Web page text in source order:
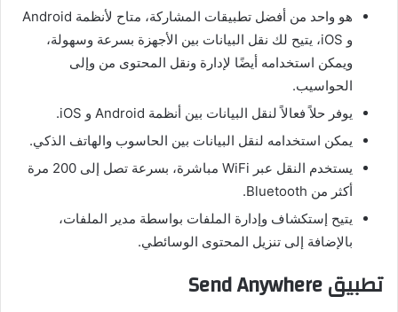
هو واحد من أفضل تطبيقات المشاركة، متاح لأنظمة Android
و iOS، يتيح لك نقل البيانات بين الأجهزة بسرعة وسهولة،
ويمكن استخدامه أيضًا لإدارة ونقل المحتوى من وإلى
الحواسيب.
يوفر حلاً فعالاً لنقل البيانات بين أنظمة Android و iOS.
يمكن استخدامه لنقل البيانات بين الحاسوب والهاتف الذكي.
يستخدم النقل عبر WiFi مباشرة، بسرعة تصل إلى 200 مرة
أكثر من Bluetooth.
يتيح إستكشاف وإدارة الملفات بواسطة مدير الملفات،
بالإضافة إلى تنزيل المحتوى الوسائطي.
تطبيق SendAnywhere